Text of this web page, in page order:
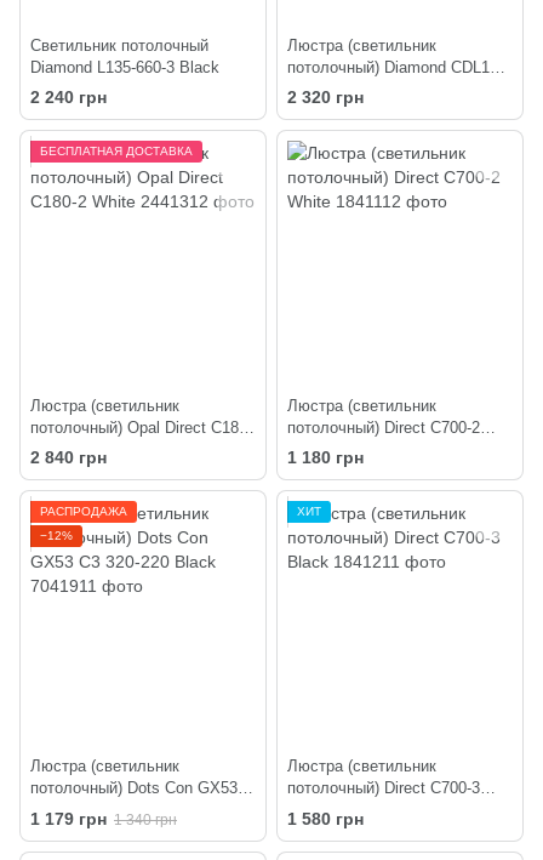
Светильник потолочный
Diamond L135-660-3 Black
2 240 грн
Люстра (светильник
потолочный) Diamond CDL135-
250-3 White
2 320 грн
БЕСПЛАТНАЯ ДОСТАВКА
Люстра (светильник
потолочный) Opal Direct C180-
2 White
2 840 грн
Люстра (светильник
потолочный) Direct C700-2
White
1 180 грн
РАСПРОДАЖА
−12%
Люстра (светильник
потолочный) Dots Con GX53
C3 320-220 Black
1 179 грн 1 340 грн
ХИТ
Люстра (светильник
потолочный) Direct C700-3
Black
1 580 грн